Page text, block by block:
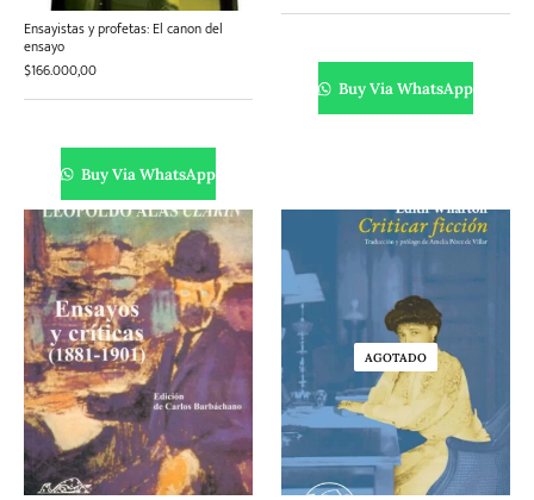
Ensayistas y profetas: El canon del
ensayo
$166.000,00
Buy Via WhatsApp
Buy Via WhatsApp
AGOTADO